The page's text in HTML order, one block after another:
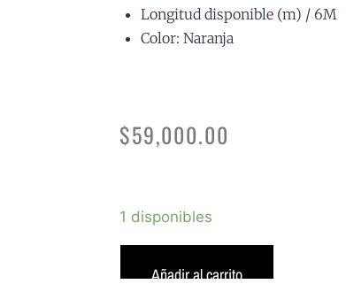
Longitud disponible (m) / 6M
Color: Naranja
$59,000.00
1 disponibles
Añadir al carrito